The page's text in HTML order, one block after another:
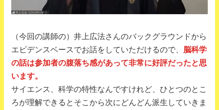
（今回の講師の）井上広法さんのバックグラウンドから
エビデンスベースでお話をしていただけるので、 脳科学
の話は参加者の腹落ち感があって非常に好評だったと思
います。
サイエンス、科学の特性なんですけれど、ひとつのとこ
ろが理解できるとそこから次にどんどん派生していきま